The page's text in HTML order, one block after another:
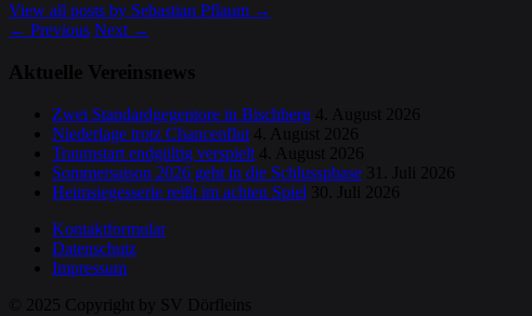
View all posts by Sebastian Pflaum →
← Previous Next →
Aktuelle Vereinsnews
Zwei Standardgegentore in Bischberg 4. August 2026
Niederlage trotz Chancenflut 4. August 2026
Traumstart endgültig verspielt 4. August 2026
Sommersaison 2026 geht in die Schlussphase 31. Juli 2026
Heimsiegesserie reißt im achten Spiel
30. Juli 2026
Kontaktformular
Datenschutz
Impressum
© 2025 Copyright by SV Dörfleins